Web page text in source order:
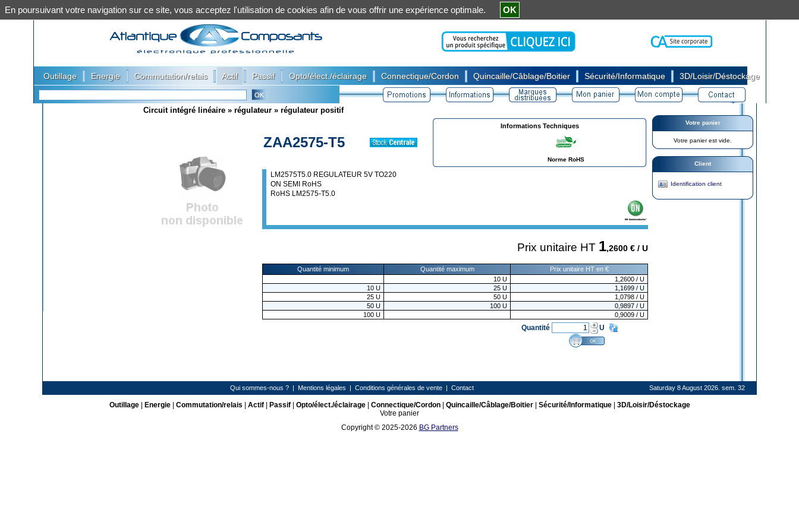
Outillage Energie Commutation/relais Actif Passif Opto/élect./éclairage Connectique/Cordon Quincaille/Câblage/Boitier Sécurité/Informatique 3D/Loisir/Déstockage
Circuit intégré linéaire » régulateur » régulateur positif
ZAA2575-T5
Informations Techniques
Norme RoHS
LM2575T5.0 REGULATEUR 5V TO220
ON SEMI RoHS
RoHS LM2575-T5.0
Prix unitaire HT 1,2600 € / U
Quantité minimum Quantité maximum
Prix unitaire HT en €
10 U 1,2600 / U
10 U 25 U 1,1699 / U
25 U 50 U 1,0798 / U
50 U 100 U 0,9897 / U
100 U 0,9009 / U
Quantité U
Votre panier
Votre panier est vide.
Client
Identification client
Qui sommes-nous ?| Mentions légales | Conditions générales de vente| Contact Saturday 8 August 2026. sem. 32
Outillage| Energie| Commutation/relais Actif| Passif| Opto/élect./éclairage| Connectique/Cordon| Quincaille/Câblage/Boitier| Sécurité/Informatique| 3D/Loisir/Déstockage
Votre panier
Copyright © 2025-2026 BG Partners
En poursuivant votre navigation sur ce site, vous acceptez l'utilisation de cookies afin de vous offrir une expérience optimale. OK